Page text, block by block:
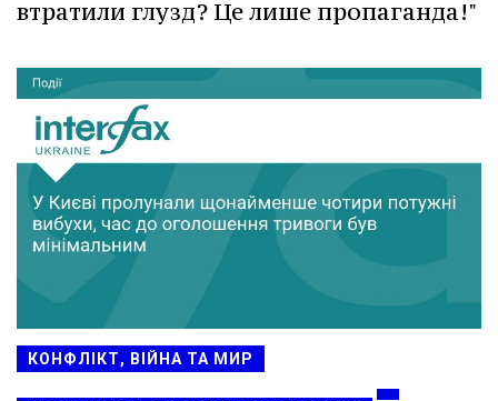
втратили глузд? Це лише пропаганда!"
КОНФЛІКТ, ВІЙНА ТА МИР